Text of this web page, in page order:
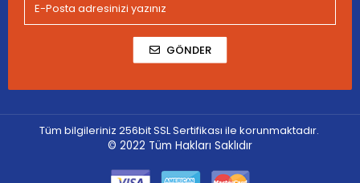
GÖNDER
Tüm bilgileriniz 256bit SSL Sertifikası ile korunmaktadır.
© 2022 Tüm Hakları Saklıdır